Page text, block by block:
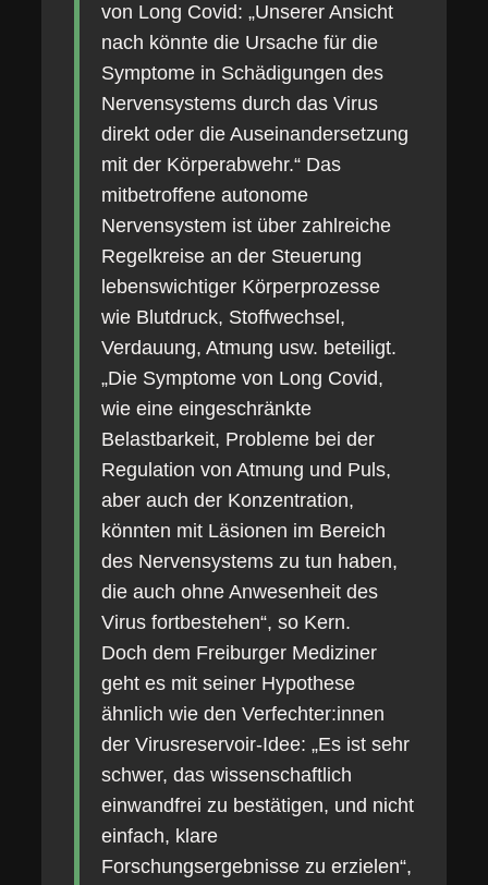
von Long Covid: „Unserer Ansicht
nach könnte die Ursache für die
Symptome in Schädigungen des
Nervensystems durch das Virus
direkt oder die Auseinandersetzung
mit der Körperabwehr.“ Das
mitbetroffene autonome
Nervensystem ist über zahlreiche
Regelkreise an der Steuerung
lebenswichtiger Körperprozesse
wie Blutdruck, Stoffwechsel,
Verdauung, Atmung usw. beteiligt.
„Die Symptome von Long Covid,
wie eine eingeschränkte
Belastbarkeit, Probleme bei der
Regulation von Atmung und Puls,
aber auch der Konzentration,
könnten mit Läsionen im Bereich
des Nervensystems zu tun haben,
die auch ohne Anwesenheit des
Virus fortbestehen“, so Kern.
Doch dem Freiburger Mediziner
geht es mit seiner Hypothese
ähnlich wie den Verfechter:innen
der Virusreservoir-Idee: „Es ist sehr
schwer, das wissenschaftlich
einwandfrei zu bestätigen, und nicht
einfach, klare
Forschungsergebnisse zu erzielen“,